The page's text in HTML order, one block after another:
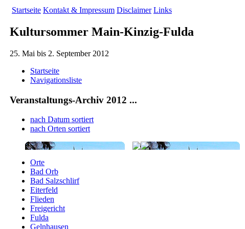
Startseite Kontakt & Impressum Disclaimer Links
Kultursommer Main-Kinzig-Fulda
25. Mai bis 2. September 2012
Startseite
Navigationsliste
Veranstaltungs-Archiv 2012 ...
nach Datum sortiert
nach Orten sortiert
Orte
Bad Orb
Bad Salzschlirf
Eiterfeld
Flieden
Freigericht
Fulda
Gelnhausen